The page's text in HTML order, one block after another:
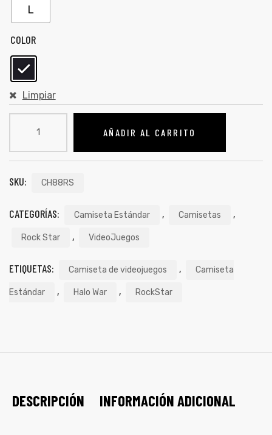
L
COLOR
Limpiar
AÑADIR AL CARRITO
SKU: CH88RS
CATEGORÍAS: Camiseta Estándar , Camisetas ,
Rock Star , VideoJuegos
ETIQUETAS: Camiseta de videojuegos , Camiseta
Estándar , Halo War , RockStar
DESCRIPCIÓN INFORMACIÓN ADICIONAL